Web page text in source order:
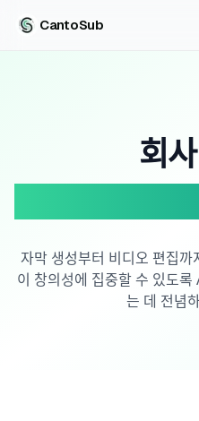
CantoSub
회
자막 생성부터 비디오 편집까
이 창의성에 집중할 수 있도
는 데 전념